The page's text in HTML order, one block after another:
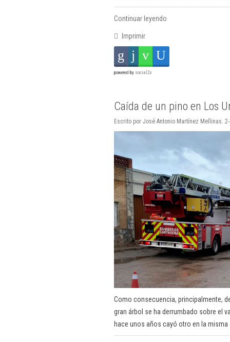
Continuar leyendo
Imprimir
powered by social2s
Caída de un pino en Los
Escrito por José Antonio Martínez Mellinas.
Como consecuencia, principalmente,
gran árbol se ha derrumbado sobre el
hace unos años cayó otro en la misma